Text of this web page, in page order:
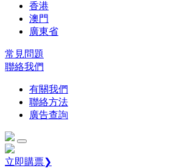
香港
澳門
廣東省
常見問題
聯絡我們
有關我們
聯絡方法
廣告查詢
立即購票❯